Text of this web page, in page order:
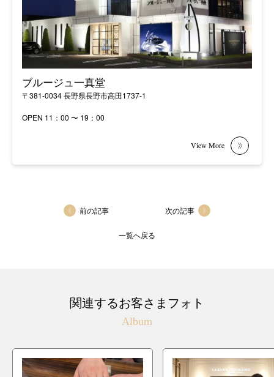
ブルージュ一真堂
〒381-0034 長野県長野市高田1737-1
OPEN 11：00 〜 19：00
前の記事
一覧へ戻る
次の記事
関連するお客さまフォト
Album